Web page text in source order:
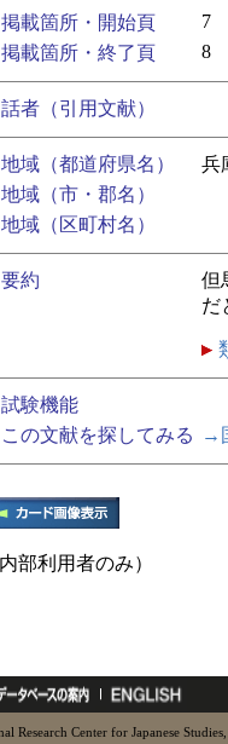
掲載箇所・開始頁
7
掲載箇所・終了頁 8
話者（引用文献）
地域（都道府県名）
兵
地域（市・郡名）
地域（区町村名）
要約
但
だ
試験機能
この文献を探してみる
→
内部利用者のみ）
Research Center for Japanese